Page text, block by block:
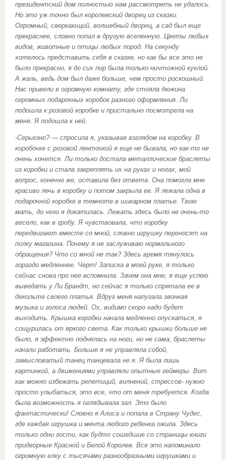
президентский дом полностью нам рассмотреть не удалось.
Но это уж точно был королевский дворец из сказки.
Огромный, сверкающий, волшебный дворец, а сад был еще
прекраснее, словно попал в другую вселенную. Цветы любых
видов, животные и птицы любых пород. На секунду
хотелось представить себя в сказке, но как бы все это не
было прекрасно, я до сих пор была только ничтожной куклой.
А жаль, ведь дом был даже больше, чем просто роскошный.
Нас привели в огромную комнату, где стояла дюжина
огромных подарочных коробок разного оформления. Ли
подошла к розовой коробке и пристально посмотрела на
меня. Я подошла к ней.
-Серьезно? — спросила я, указывая взглядом на коробку. В
коробочке с розовой ленточкой я еще не бывала, но как-то не
очень хочется. Ли только достала металлические браслеты
из коробки и стала закреплять их на руках и ногах, мой
вопрос, конечно же, оставила без ответа. Она помогла мне
красиво лечь в коробку и потом закрыла ее. Я лежала одна в
подарочной коробке в темноте в шикарном платье. Твою
мать, до чего я докатилась. Лежать здесь было не очень-то
весело, как в гробу. Я чувствовала, что коробку
передвигают вместе со мной, словно игрушку переносят на
полку магазина. Почему я не заслуживаю нормального
обращения? Что со мной не так? Здесь время тянулось
гораздо медленнее. Черт! Записка в моей руке, я только
сейчас снова про нее вспомнила. Зачем она мне, я еще успею
выведать у Ли Брандт, но сейчас я только спрятала ее в
декольте своего платья. Вдруг меня напугала звонкая
музыка и голоса людей. Ох, видимо скоро надо будет
выходить. Крышка коробки начала медленно опускаться, я
сощурилась от яркого света. Как только крышки больше не
было, я эффектно поднялась на ноги, но не сама, браслеты
начали работать. Больше я не управляла собой,
замысловатый танец танцевала не я. Я была лишь
картинкой, а движениями управляли опытные геймеры. Вот
как можно избежать репетиций, волнений, стрессов- нужно
просто улыбаться, это все, что от меня требуется. Когда
была возможность я оглядывала зал. Это было
фантастически! Словно я Алиса и попала в Страну Чудес,
где каждая игрушка и мечта любого ребенка ожила. Здесь
только одни гости, как будто сошедшие со страницы книги
придворные Красной и Белой Королев. Все это напоминало
огромную елку с тысячами разнообразными игрушками и